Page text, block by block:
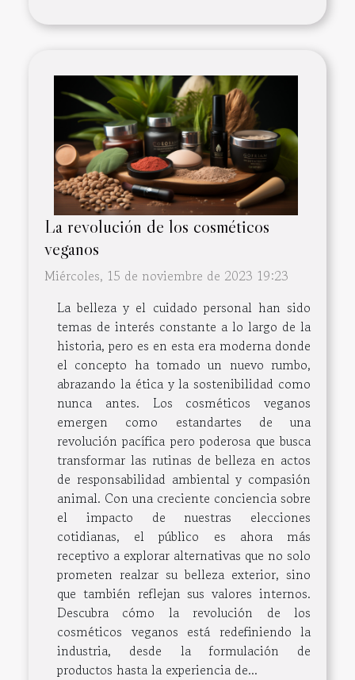
La revolución de los cosméticos
veganos
Miércoles, 15 de noviembre de 2023 19:23
La belleza y el cuidado personal han sido
temas de interés constante a lo largo de la
historia, pero es en esta era moderna donde
el concepto ha tomado un nuevo rumbo,
abrazando la ética y la sostenibilidad como
nunca antes. Los cosméticos veganos
emergen como estandartes de una
revolución pacífica pero poderosa que busca
transformar las rutinas de belleza en actos
de responsabilidad ambiental y compasión
animal. Con una creciente conciencia sobre
el impacto de nuestras elecciones
cotidianas, el público es ahora más
receptivo a explorar alternativas que no solo
prometen realzar su belleza exterior, sino
que también reflejan sus valores internos.
Descubra cómo la revolución de los
cosméticos veganos está redefiniendo la
industria, desde la formulación de
productos hasta la experiencia de...